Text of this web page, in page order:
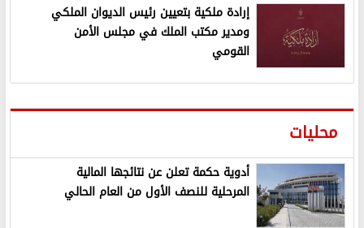
إرادة ملكية بتعيين رئيس الديوان الملكي
ومدير مكتب الملك في مجلس الأمن
القومي
محليات
أدوية حكمة تعلن عن نتائجها المالية
المرحلية للنصف الأول من العام الحالي